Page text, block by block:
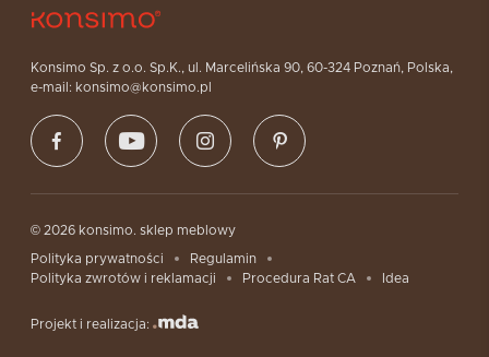
Konsimo Sp. z o.o. Sp.K., ul. Marcelińska 90, 60-324 Poznań, Polska,
e-mail: konsimo@konsimo.pl
© 2026 konsimo. sklep meblowy
Polityka prywatności
Regulamin
Polityka zwrotów i reklamacji
Procedura Rat CA Idea
Projekt i realizacja: